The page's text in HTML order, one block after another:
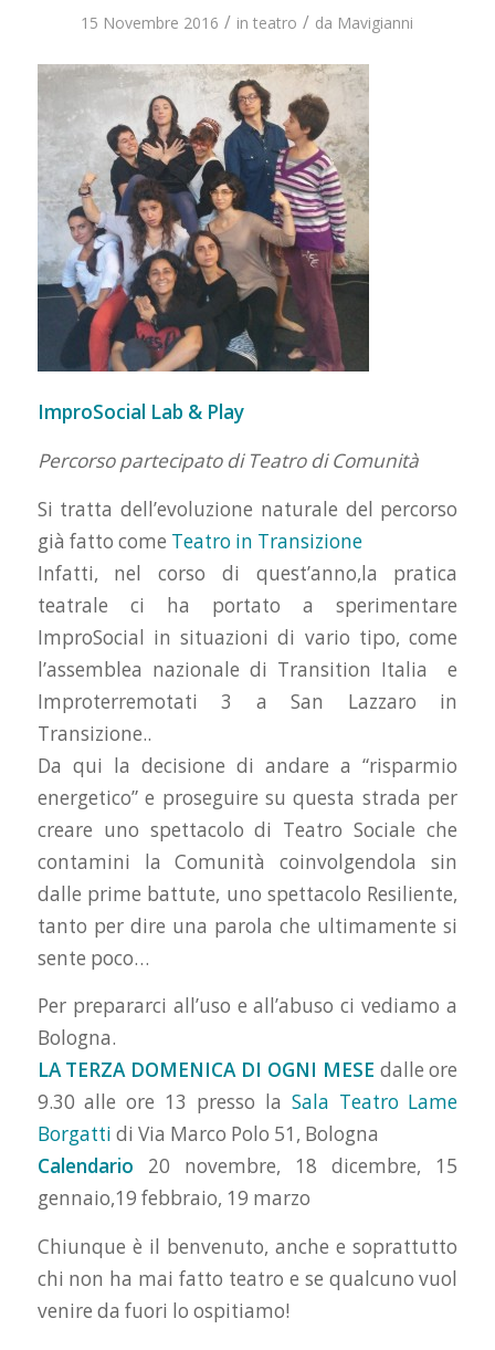
15 Novembre 2016 / inteatro / da Mavigianni
ImproSocial Lab & Play
Percorso partecipato di Teatro di Comunità
Si tratta dell’evoluzione naturale del percorso
già fatto come Teatro in Transizione
Infatti, nel corso di quest’anno,la pratica
teatrale ci ha portato a sperimentare
ImproSocial in situazioni di vario tipo, come
l’assemblea nazionale di Transition Italia e
Improterremotati 3 a San Lazzaro in
Transizione..
Da qui la decisione di andare a “risparmio
energetico” e proseguire su questa strada per
creare uno spettacolo di Teatro Sociale che
contamini la Comunità coinvolgendola sin
dalle prime battute, uno spettacolo Resiliente,
tanto per dire una parola che ultimamente si
sente poco…
Per prepararci all’uso e all’abuso ci vediamo a
Bologna.
LA TERZA DOMENICA DI OGNI MESE dalle ore
9.30 alle ore 13 presso la Sala Teatro Lame
Borgatti di Via Marco Polo 51, Bologna
Calendario 20 novembre, 18 dicembre, 15
gennaio,19 febbraio, 19 marzo
Chiunque è il benvenuto, anche e soprattutto
chi non ha mai fatto teatro e se qualcuno vuol
venire da fuori lo ospitiamo!